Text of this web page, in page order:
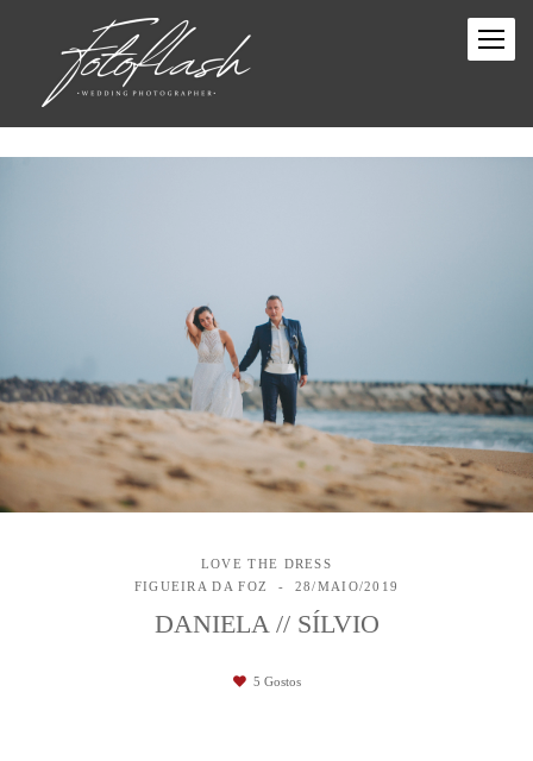
LOVE THE DRESS
FIGUEIRA DA FOZ
28/MAIO/2019
DANIELA // SÍLVIO
5 Gostos